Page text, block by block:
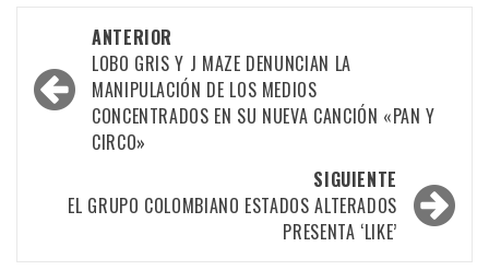
Navegación
por
las
entradas
ANTERIOR
LOBO GRIS Y J MAZE DENUNCIAN LA
MANIPULACIÓN DE LOS MEDIOS
CONCENTRADOS EN SU NUEVA CANCIÓN «PAN Y
CIRCO»
SIGUIENTE
EL GRUPO COLOMBIANO ESTADOS ALTERADOS
PRESENTA ‘LIKE’